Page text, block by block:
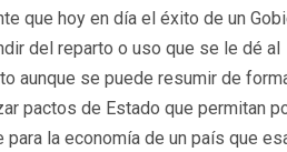
que hoy en día el éxito de un
del reparto o uso que se le dé al
aunque se puede resumir de
pactos de Estado que permitan
para la economía de un país que